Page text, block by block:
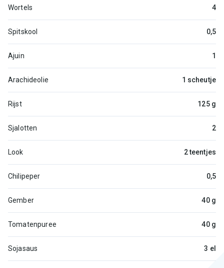
Wortels 4
Spitskool 0,5
Ajuin 1
Arachideolie 1 scheutje
Rijst 125 g
Sjalotten 2
Look 2 teentjes
Chilipeper 0,5
Gember 40 g
Tomatenpuree 40 g
Sojasaus 3 el